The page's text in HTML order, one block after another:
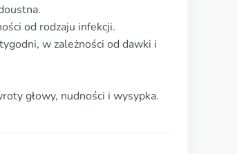
od rodzaju infekcji.
w zależności od dawki i
głowy, nudności i wysypka.